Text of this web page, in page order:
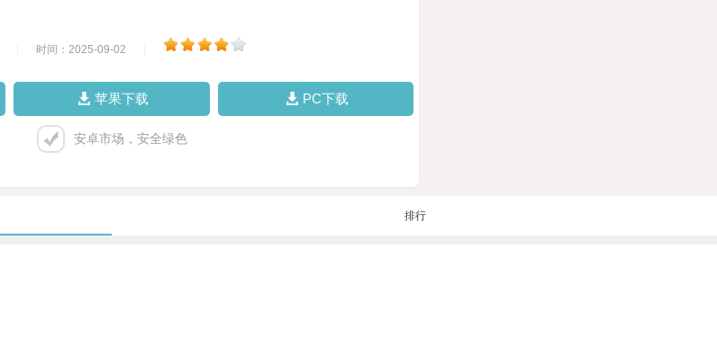
时间：2025-09-02
苹果下载 PC下载
安卓市场，安全绿色
排行